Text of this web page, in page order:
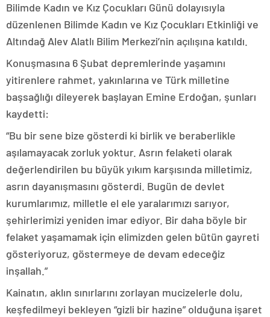
Bilimde Kadın ve Kız Çocukları Günü dolayısıyla
düzenlenen Bilimde Kadın ve Kız Çocukları Etkinliği ve
Altındağ Alev Alatlı Bilim Merkezi’nin açılışına katıldı.
Konuşmasına 6 Şubat depremlerinde yaşamını
yitirenlere rahmet, yakınlarına ve Türk milletine
başsağlığı dileyerek başlayan Emine Erdoğan, şunları
kaydetti:
“Bu bir sene bize gösterdi ki birlik ve beraberlikle
aşılamayacak zorluk yoktur. Asrın felaketi olarak
değerlendirilen bu büyük yıkım karşısında milletimiz,
asrın dayanışmasını gösterdi. Bugün de devlet
kurumlarımız, milletle el ele yaralarımızı sarıyor,
şehirlerimizi yeniden imar ediyor. Bir daha böyle bir
felaket yaşamamak için elimizden gelen bütün gayreti
gösteriyoruz, göstermeye de devam edeceğiz
inşallah.”
Kainatın, aklın sınırlarını zorlayan mucizelerle dolu,
keşfedilmeyi bekleyen “gizli bir hazine” olduğuna işaret